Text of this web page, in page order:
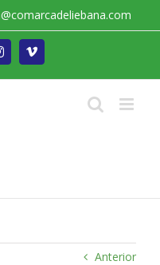
InstagramVimeo
Anterior